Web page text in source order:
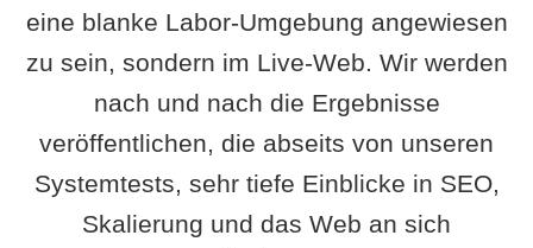
eine blanke Labor-Umgebung angewiesen
zu sein, sondern im Live-Web. Wir werden
nach und nach die Ergebnisse
veröffentlichen, die abseits von unseren
Systemtests, sehr tiefe Einblicke in SEO,
Skalierung und das Web an sich